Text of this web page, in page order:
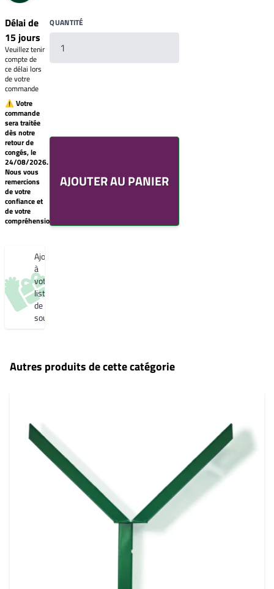
Délai de
15 jours
Veuillez tenir
compte de
ce délai lors
de votre
commande
⚠ Votre
commande
sera traitée
dès notre
retour de
congés, le
24/08/2026.
Nous vous
remercions
de votre
confiance et
de votre
compréhension.
QUANTITÉ
AJOUTER AU PANIER
Votre
liste
de
souhaits
Un
produit
0,00€
Créer
une
nouvelle
souhaitsAjouter
à
votre
liste
de
souhaits
Autres produits de cette catégorie